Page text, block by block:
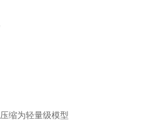
缩为轻量级模型